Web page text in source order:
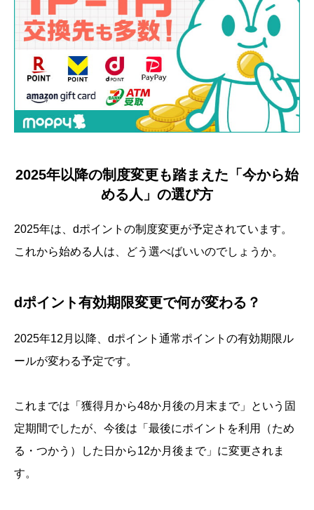
2025年以降の制度変更も踏まえた「今から始
める人」の選び方
2025年は、dポイントの制度変更が予定されています。
これから始める人は、どう選べばいいのでしょうか。
dポイント有効期限変更で何が変わる？
2025年12月以降、dポイント通常ポイントの有効期限ル
ールが変わる予定です。
これまでは「獲得月から48か月後の月末まで」という固
定期間でしたが、今後は「最後にポイントを利用（ため
る・つかう）した日から12か月後まで」に変更されま
す。